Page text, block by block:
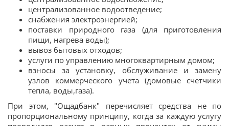
централизованное водоотведение;
снабжения электроэнергией;
поставки природного газа (для приготовления
пищи, нагрева воды);
вывоз бытовых отходов;
услуги по управлению многоквартирным домом;
взносы за установку, обслуживание и замену
узлов коммерческого учета (домовые счетчики
тепла, воды,газа).
При этом, "Ощадбанк" перечисляет средства не по
пропорциональному принципу, когда за каждую услугу